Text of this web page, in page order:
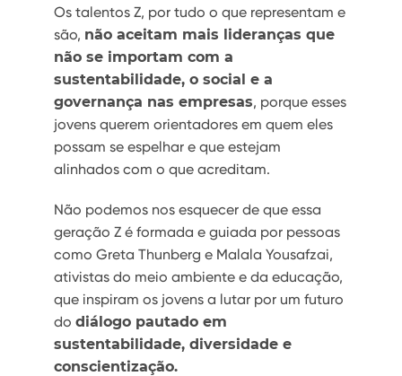
Os talentos Z, por tudo o que representam e
são, não aceitam mais lideranças que
não se importam com a
sustentabilidade, o social e a
governança nas empresas, porque esses
jovens querem orientadores em quem eles
possam se espelhar e que estejam
alinhados com o que acreditam.
Não podemos nos esquecer de que essa
geração Z é formada e guiada por pessoas
como Greta Thunberg e Malala Yousafzai,
ativistas do meio ambiente e da educação,
que inspiram os jovens a lutar por um futuro
do diálogo pautado em
sustentabilidade, diversidade e
conscientização.